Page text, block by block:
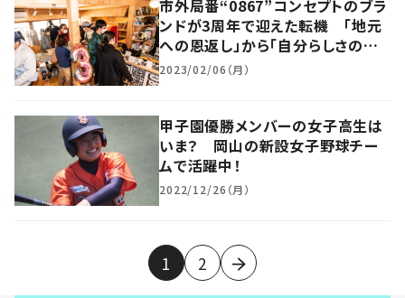
市外局番“0867”コンセプトのブラ
ンドが3周年で迎えた転機 「地元
への恩返し」から「自分らしさの追
求」へ
2023/02/06（月）
甲子園優勝メンバーの女子高生は
いま？ 岡山の新設女子野球チー
ムで活躍中！
2022/12/26（月）
1 2